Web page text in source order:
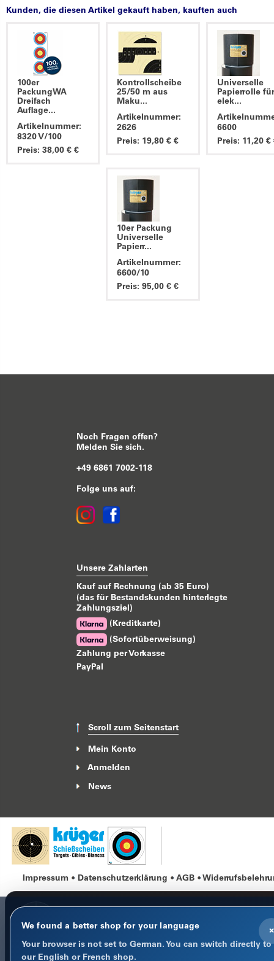
Kunden, die diesen Artikel gekauft haben, kauften auch
100er
PackungWA
Dreifach
Auflage...
Artikelnummer:
8320 V/100
Preis: 38,00 € €
Kontrollscheibe
25/50 m aus
Maku...
Artikelnummer:
2626
Preis: 19,80 € €
Universelle
Papierrolle für
elek...
6600
Preis: 11,20 €
10er Packung
Universelle
Papierr...
Artikelnummer:
6600/10
Preis: 95,00 € €
Noch Fragen offen?
Melden Sie sich.
+49 6861 7002-118
Folge uns auf:
Unsere Zahlarten
Kauf auf Rechnung (ab 35 Euro)
(das für Bestandskunden hinterlegte
Zahlungsziel)
(Kreditkarte)
(Sofortüberweisung)
Zahlung per Vorkasse
PayPal
Scroll zum Seitenstart
Mein Konto
Anmelden
News
Impressum Datenschutzerklärung AGB
×
We found a better shop for your language
Your browser is not set to German. You can switch directly to
our English or French shop.
COOKIE-HINWEIS